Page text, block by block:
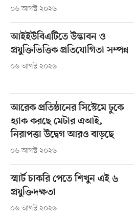
০৬ আগস্ট ২০২৬
আইইউবিএটিতে উদ্ভাবন ও
প্রযুক্তিভিত্তিক প্রতিযোগিতা সম্পন্ন
০৬ আগস্ট ২০২৬
আরেক প্রতিষ্ঠানের সিস্টেমে ঢুকে
হ্যাক করছে মেটার এআই,
নিরাপত্তা উদ্বেগ আরও বাড়ছে
০৬ আগস্ট ২০২৬
স্মার্ট চাকরি পেতে শিখুন এই ৬
প্রযুক্তিদক্ষতা
০৬ আগস্ট ২০২৬